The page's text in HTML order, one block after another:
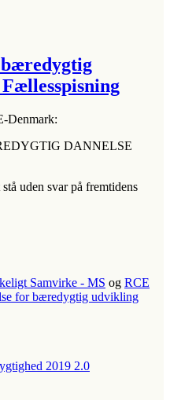
bæredygtig
Fællesspisning
Denmark:
DANNELSE
uden svar på fremtidens
Samvirke - MS og RCE
for bæredygtig udvikling